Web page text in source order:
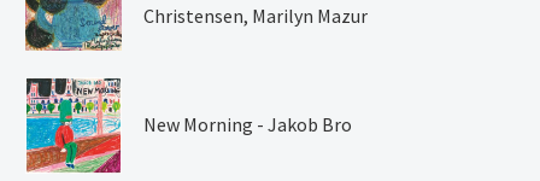
Christensen, Marilyn Mazur
New Morning - Jakob Bro